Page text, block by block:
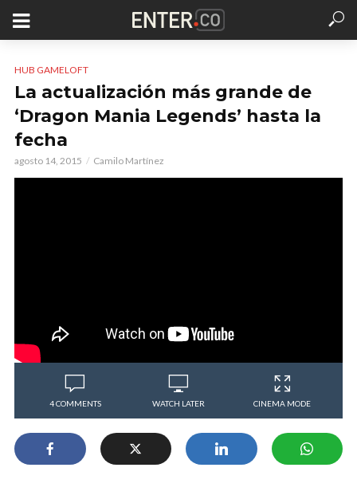
HUB GAMELOFT
La actualización más grande de
‘Dragon Mania Legends’ hasta la
fecha
agosto 14, 2015 Camilo Martínez
4 COMMENTS WATCH LATER CINEMA MODE